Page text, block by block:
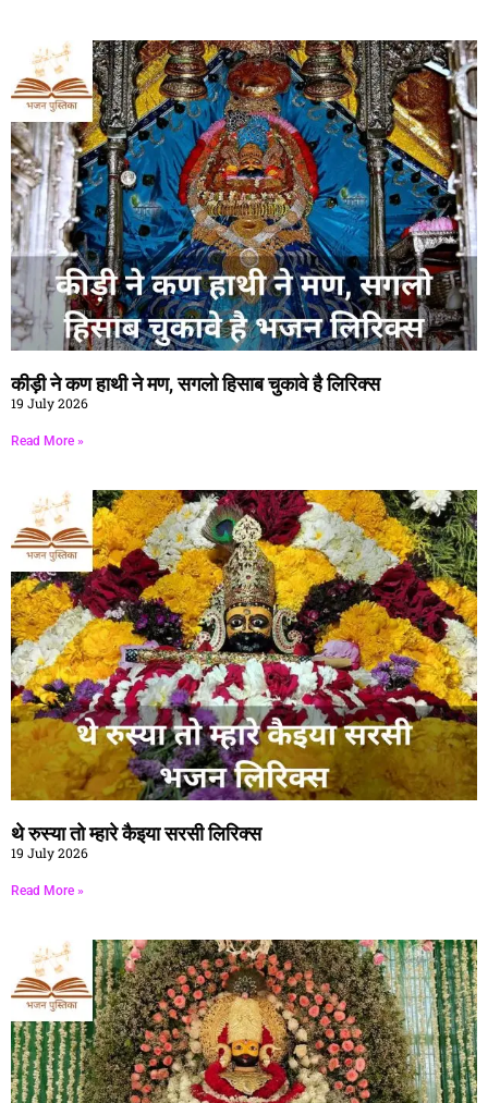
कीड़ी ने कण हाथी ने मण, सगलो हिसाब चुकावे है लिरिक्स
19 July 2026
Read More »
थे रुस्या तो म्हारे कैइया सरसी लिरिक्स
19 July 2026
Read More »